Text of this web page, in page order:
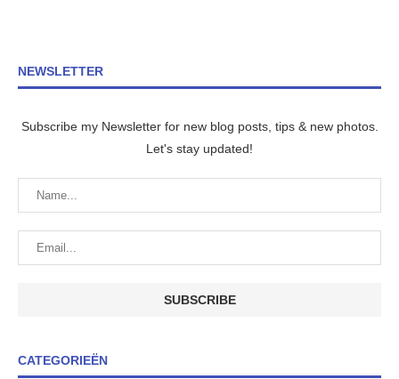
NEWSLETTER
Subscribe my Newsletter for new blog posts, tips & new photos.
Let's stay updated!
CATEGORIEËN